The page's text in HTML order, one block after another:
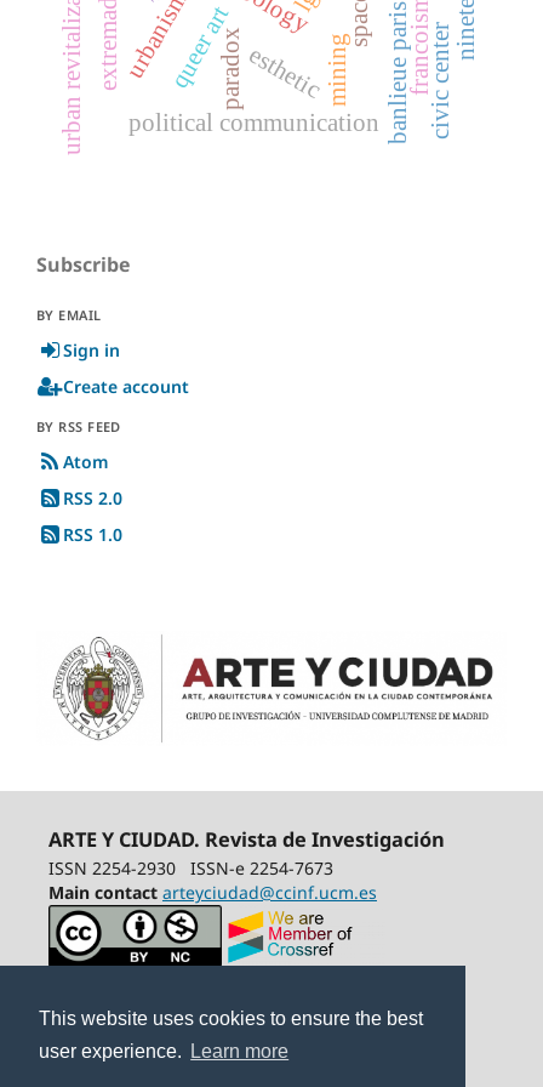
This website uses cookies to ensure the best
user experience.
Learn more
queer art esthetic
urbanism mining
paradox
space
political communication banlieue parisfrancoism
extremadura
urban revitalization civic center
Subscribe
BY EMAIL
Sign in
Create account
BY RSS FEED
Atom
RSS 2.0
RSS 1.0
ARTE Y CIUDAD. Revista de Investigación
ISSN 2254-2930
ISSN-e 2254-7673
Main contact arteyciudad@ccinf.ucm.es